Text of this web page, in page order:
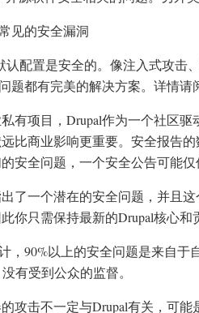
见的安全漏洞
认配置是安全的。像注入式攻击
题都有完美的解决方案。详情请
有项目，Drupal作为一个社区
比商业影响更重要。安全报告
安全问题，一个安全公告可能
了一个潜在的安全问题，并且
你只需保持最新的Drupal核心和
，90%以上的安全问题是来自
有受到公众的监督。
攻击不一定与Drupal有关，可